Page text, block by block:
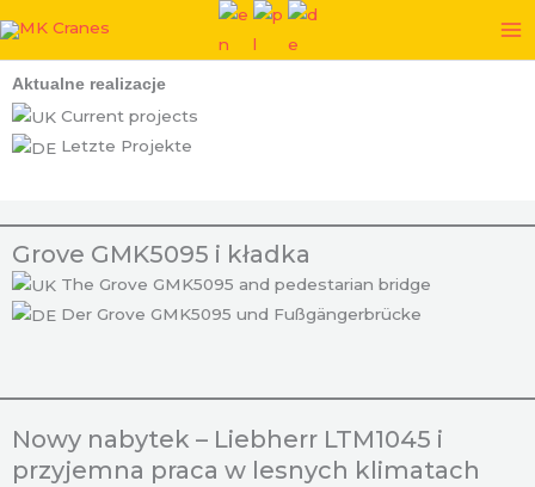
do
Aktualne realizacje
Current projects
Letzte Projekte
Grove GMK5095 i kładka
The Grove GMK5095 and pedestarian bridge
Der Grove GMK5095 und Fußgängerbrücke
Nowy nabytek – Liebherr LTM1045 i
przyjemna praca w lesnych klimatach